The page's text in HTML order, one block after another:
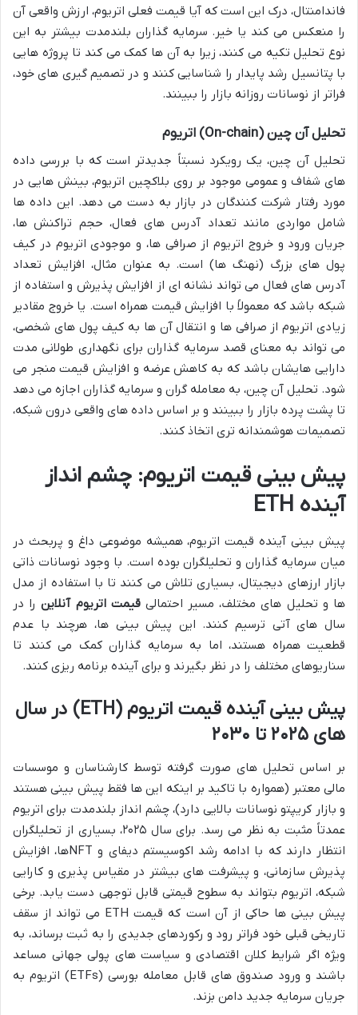
فاندامنتال، درک این است که آیا قیمت فعلی اتریوم، ارزش واقعی آن
را منعکس می کند یا خیر. سرمایه گذاران بلندمدت بیشتر به این
نوع تحلیل تکیه می کنند، زیرا به آن ها کمک می کند تا پروژه هایی
با پتانسیل رشد پایدار را شناسایی کنند و در تصمیم گیری های خود،
فراتر از نوسانات روزانه بازار را ببینند.
تحلیل آن چین (On-chain) اتریوم
تحلیل آن چین، یک رویکرد نسبتاً جدیدتر است که با بررسی داده
های شفاف و عمومی موجود بر روی بلاکچین اتریوم، بینش هایی در
مورد رفتار شرکت کنندگان در بازار به دست می دهد. این داده ها
شامل مواردی مانند تعداد آدرس های فعال، حجم تراکنش ها،
جریان ورود و خروج اتریوم از صرافی ها، و موجودی اتریوم در کیف
پول های بزرگ (نهنگ ها) است. به عنوان مثال، افزایش تعداد
آدرس های فعال می تواند نشانه ای از افزایش پذیرش و استفاده از
شبکه باشد که معمولاً با افزایش قیمت همراه است. یا خروج مقادیر
زیادی اتریوم از صرافی ها و انتقال آن ها به کیف پول های شخصی،
می تواند به معنای قصد سرمایه گذاران برای نگهداری طولانی مدت
دارایی هایشان باشد که به کاهش عرضه و افزایش قیمت منجر می
شود. تحلیل آن چین، به معامله گران و سرمایه گذاران اجازه می دهد
تا پشت پرده بازار را ببینند و بر اساس داده های واقعی درون شبکه،
تصمیمات هوشمندانه تری اتخاذ کنند.
پیش بینی قیمت اتریوم: چشم انداز
آینده ETH
پیش بینی آینده قیمت اتریوم، همیشه موضوعی داغ و پربحث در
میان سرمایه گذاران و تحلیلگران بوده است. با وجود نوسانات ذاتی
بازار ارزهای دیجیتال، بسیاری تلاش می کنند تا با استفاده از مدل
ها و تحلیل های مختلف، مسیر احتمالیقیمت اتریوم آنلاینرا در
سال های آتی ترسیم کنند. این پیش بینی ها، هرچند با عدم
قطعیت همراه هستند، اما به سرمایه گذاران کمک می کنند تا
سناریوهای مختلف را در نظر بگیرند و برای آینده برنامه ریزی کنند.
پیش بینی آینده قیمت اتریوم (ETH) در سال
های ۲۰۲۵ تا ۲۰۳۰
بر اساس تحلیل های صورت گرفته توسط کارشناسان و موسسات
مالی معتبر (همواره با تاکید بر اینکه این ها فقط پیش بینی هستند
و بازار کریپتو نوسانات بالایی دارد)، چشم انداز بلندمدت برای اتریوم
عمدتاً مثبت به نظر می رسد. برای سال ۲۰۲۵، بسیاری از تحلیلگران
انتظار دارند که با ادامه رشد اکوسیستم دیفای و NFTها، افزایش
پذیرش سازمانی، و پیشرفت های بیشتر در مقیاس پذیری و کارایی
شبکه، اتریوم بتواند به سطوح قیمتی قابل توجهی دست یابد. برخی
پیش بینی ها حاکی از آن است که قیمت ETH می تواند از سقف
تاریخی قبلی خود فراتر رود و رکوردهای جدیدی را به ثبت برساند، به
ویژه اگر شرایط کلان اقتصادی و سیاست های پولی جهانی مساعد
باشند و ورود صندوق های قابل معامله بورسی (ETFs) اتریوم به
جریان سرمایه جدید دامن بزند.